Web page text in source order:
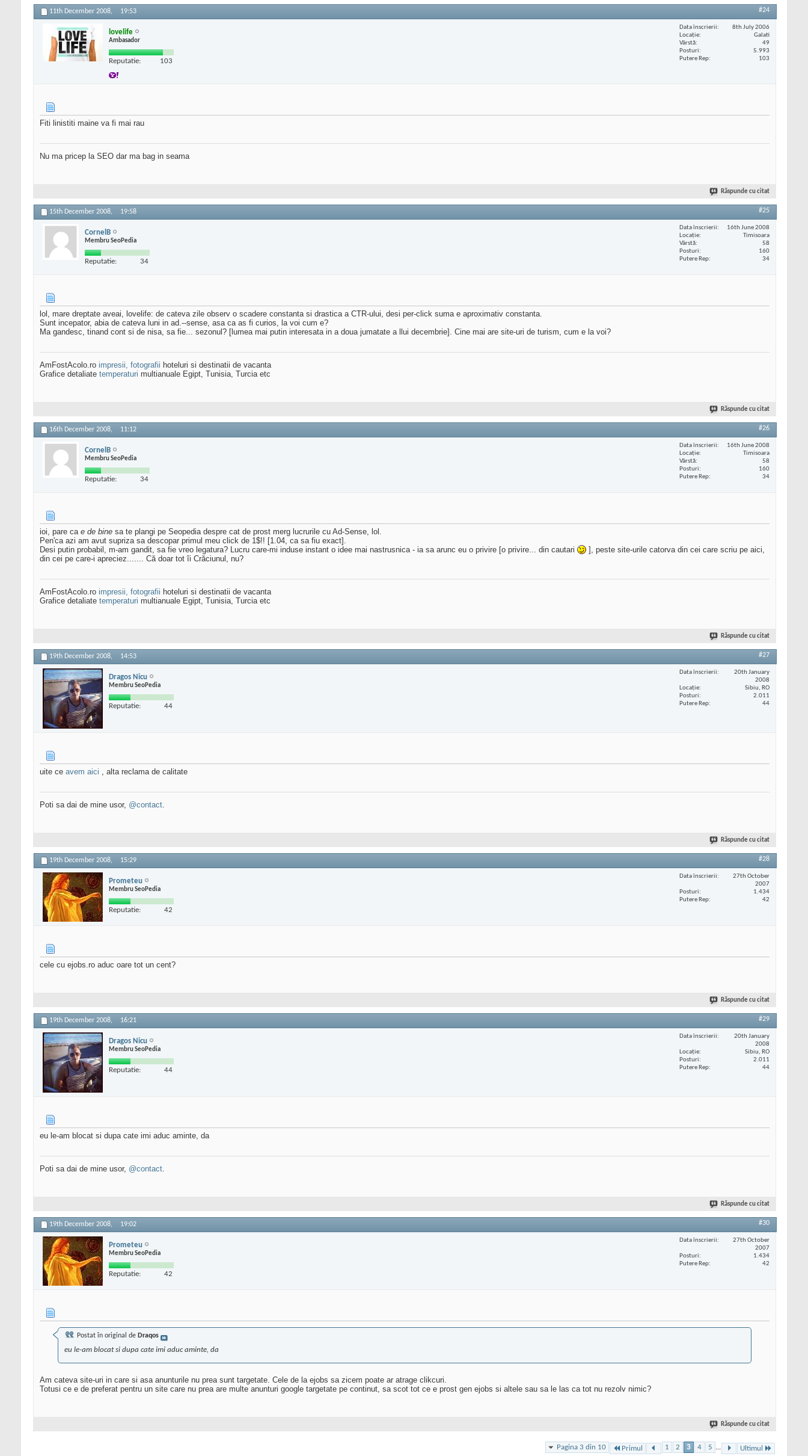
11th December 2008, 19:53 #24
lovelife
Ambasador
Reputatie: 103
Data înscrierii
8th July 2006
Locaţie
Galati
Vârstă
49
Posturi
5.993
Putere Rep
103
Fiti linistiti maine va fi mai rau
Nu ma pricep la SEO dar ma bag in seama
Răspunde cu citat
15th December 2008, 19:58 #25
CornelB
Membru SeoPedia
Reputatie: 34
Data înscrierii
16th June 2008
Locaţie
Timisoara
Vârstă
58
Posturi
160
Putere Rep
34
lol, mare dreptate aveai, lovelife: de cateva zile observ o scadere constanta si drastica a CTR-ului, desi per-click suma e aproximativ constanta.
Sunt incepator, abia de cateva luni in ad.--sense, asa ca as fi curios, la voi cum e?
Ma gandesc, tinand cont si de nisa, sa fie... sezonul? [lumea mai putin interesata in a doua jumatate a llui decembrie]. Cine mai are site-uri de turism, cum e la voi?
AmFostAcolo.ro impresii, fotografii hoteluri si destinatii de vacanta
Grafice detaliate temperaturi multianuale Egipt, Tunisia, Turcia etc
Răspunde cu citat
16th December 2008, 11:12 #26
CornelB
Membru SeoPedia
Reputatie: 34
Data înscrierii
16th June 2008
Locaţie
Timisoara
Vârstă
58
Posturi
160
Putere Rep
34
ioi, pare ca e de bine sa te plangi pe Seopedia despre cat de prost merg lucrurile cu Ad-Sense, lol.
Pen'ca azi am avut supriza sa descopar primul meu click de 1$!! [1.04, ca sa fiu exact].
Desi putin probabil, m-am gandit, sa fie vreo legatura? Lucru care-mi induse instant o idee mai nastrusnica - ia sa arunc eu o privire [o privire... din cautari
], peste site-urile catorva din cei care scriu pe aici,
din cei pe care-i apreciez....... Că doar tot îi Crăciunul, nu?
AmFostAcolo.ro impresii, fotografii hoteluri si destinatii de vacanta
Grafice detaliate temperaturi multianuale Egipt, Tunisia, Turcia etc
Răspunde cu citat
19th December 2008, 14:53 #27
Dragos Nicu
Membru SeoPedia
Reputatie: 44
Data înscrierii
20th January
2008
Locaţie
Sibiu, RO
Posturi
2.011
Putere Rep
44
uite ce avem aici , alta reclama de calitate
Poti sa dai de mine usor, @contact.
Răspunde cu citat
19th December 2008, 15:29 #28
Prometeu
Membru SeoPedia
Reputatie: 42
Data înscrierii
27th October
2007
Posturi
1.434
Putere Rep
42
cele cu ejobs.ro aduc oare tot un cent?
Răspunde cu citat
19th December 2008, 16:21 #29
Dragos Nicu
Membru SeoPedia
Reputatie: 44
Data înscrierii
20th January
2008
Locaţie
Sibiu, RO
Posturi
2.011
Putere Rep
44
eu le-am blocat si dupa cate imi aduc aminte, da
Poti sa dai de mine usor, @contact.
Răspunde cu citat
19th December 2008, 19:02 #30
Prometeu
Membru SeoPedia
Reputatie: 42
Data înscrierii
27th October
2007
Posturi
1.434
Putere Rep
42
Postat în original de Draqos
eu le-am blocat si dupa cate imi aduc aminte, da
Am cateva site-uri in care si asa anunturile nu prea sunt targetate. Cele de la ejobs sa zicem poate ar atrage clikcuri.
Totusi ce e de preferat pentru un site care nu prea are multe anunturi google targetate pe continut, sa scot tot ce e prost gen ejobs si altele sau sa le las ca tot nu rezolv nimic?
Răspunde cu citat
Pagina 3 din 10 Primul 1 2 3 4 5 ... Ultimul